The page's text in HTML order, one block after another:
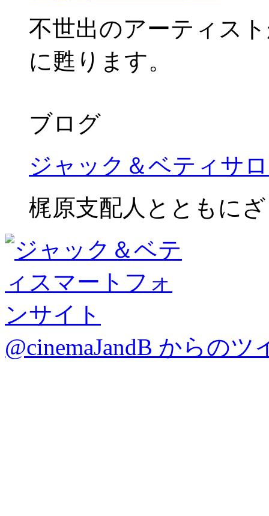
不世出のアーティス
に甦ります。
ブログ
ジャック＆ベティサ
梶原支配人とともに
@cinemaJandB からのツ